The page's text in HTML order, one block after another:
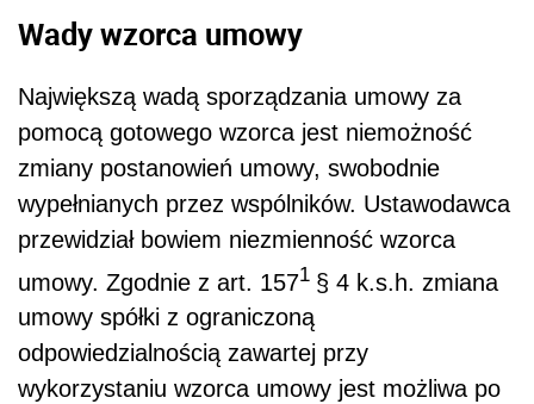
Wady wzorca umowy
Największą wadą sporządzania umowy za
pomocą gotowego wzorca jest niemożność
zmiany postanowień umowy, swobodnie
wypełnianych przez wspólników. Ustawodawca
przewidział bowiem niezmienność wzorca
umowy. Zgodnie z art. 1571 § 4 k.s.h. zmiana
umowy spółki z ograniczoną
odpowiedzialnością zawartej przy
wykorzystaniu wzorca umowy jest możliwa po